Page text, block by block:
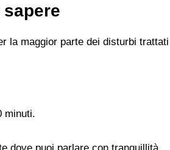
la maggior parte dei disturbi
minuti.
dove puoi parlare con tranquillità.